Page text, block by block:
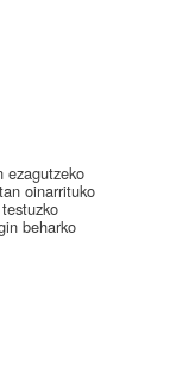
ezagutzeko
oinarrituko
beharko